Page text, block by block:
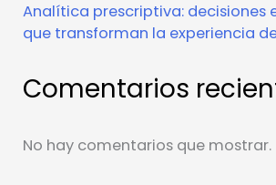
Analítica prescriptiva: decisiones
que transforman la experiencia
Comentarios
No hay comentarios que mostrar.